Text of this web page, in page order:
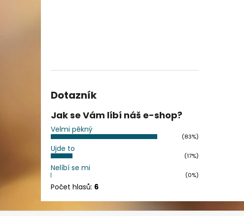
Dotazník
Jak se Vám líbí náš e-shop?
Velmi pěkný
(83%)
Ujde to
(17%)
Nelíbí se mi
(0%)
Počet hlasů: 6